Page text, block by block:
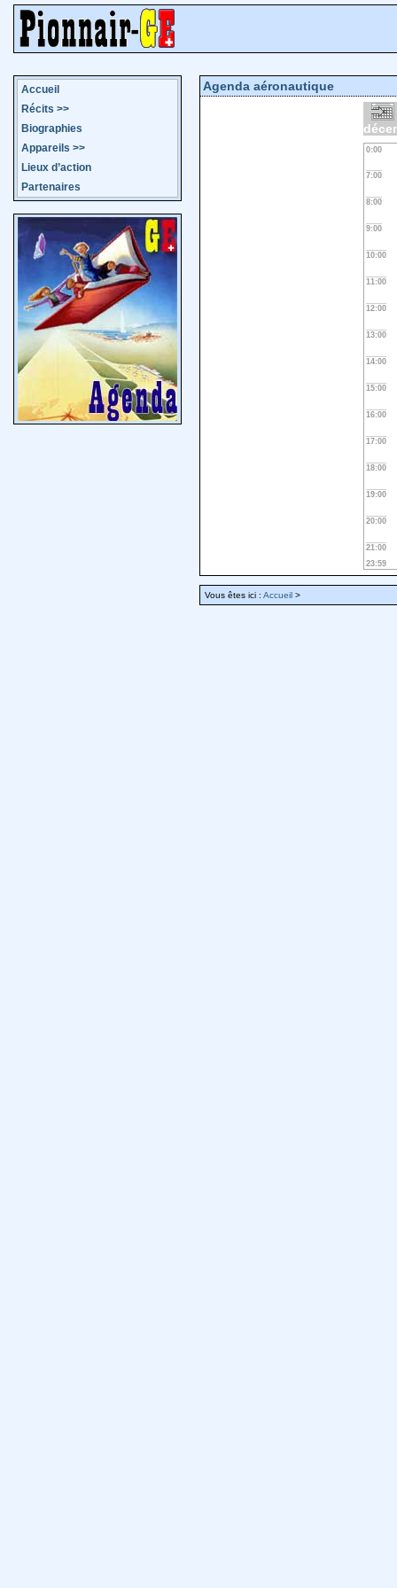
Accueil
Récits >>
Biographies
Appareils >>
Lieux d’action
Partenaires
Agenda aéronautique
0:00
7:00
8:00
9:00
10:00
11:00
12:00
13:00
14:00
15:00
16:00
17:00
18:00
19:00
20:00
21:00
23:59
Vous êtes ici : Accueil >